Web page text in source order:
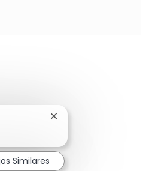
través de pinterest
Cerrar notificación de
Similares